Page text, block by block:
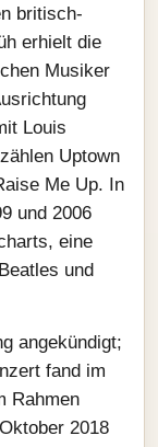
britisch-
erhielt die
Musiker
Louis
Uptown
Me Up. In
und 2006
eine
und
angekündigt;
fand im
Rahmen
2018